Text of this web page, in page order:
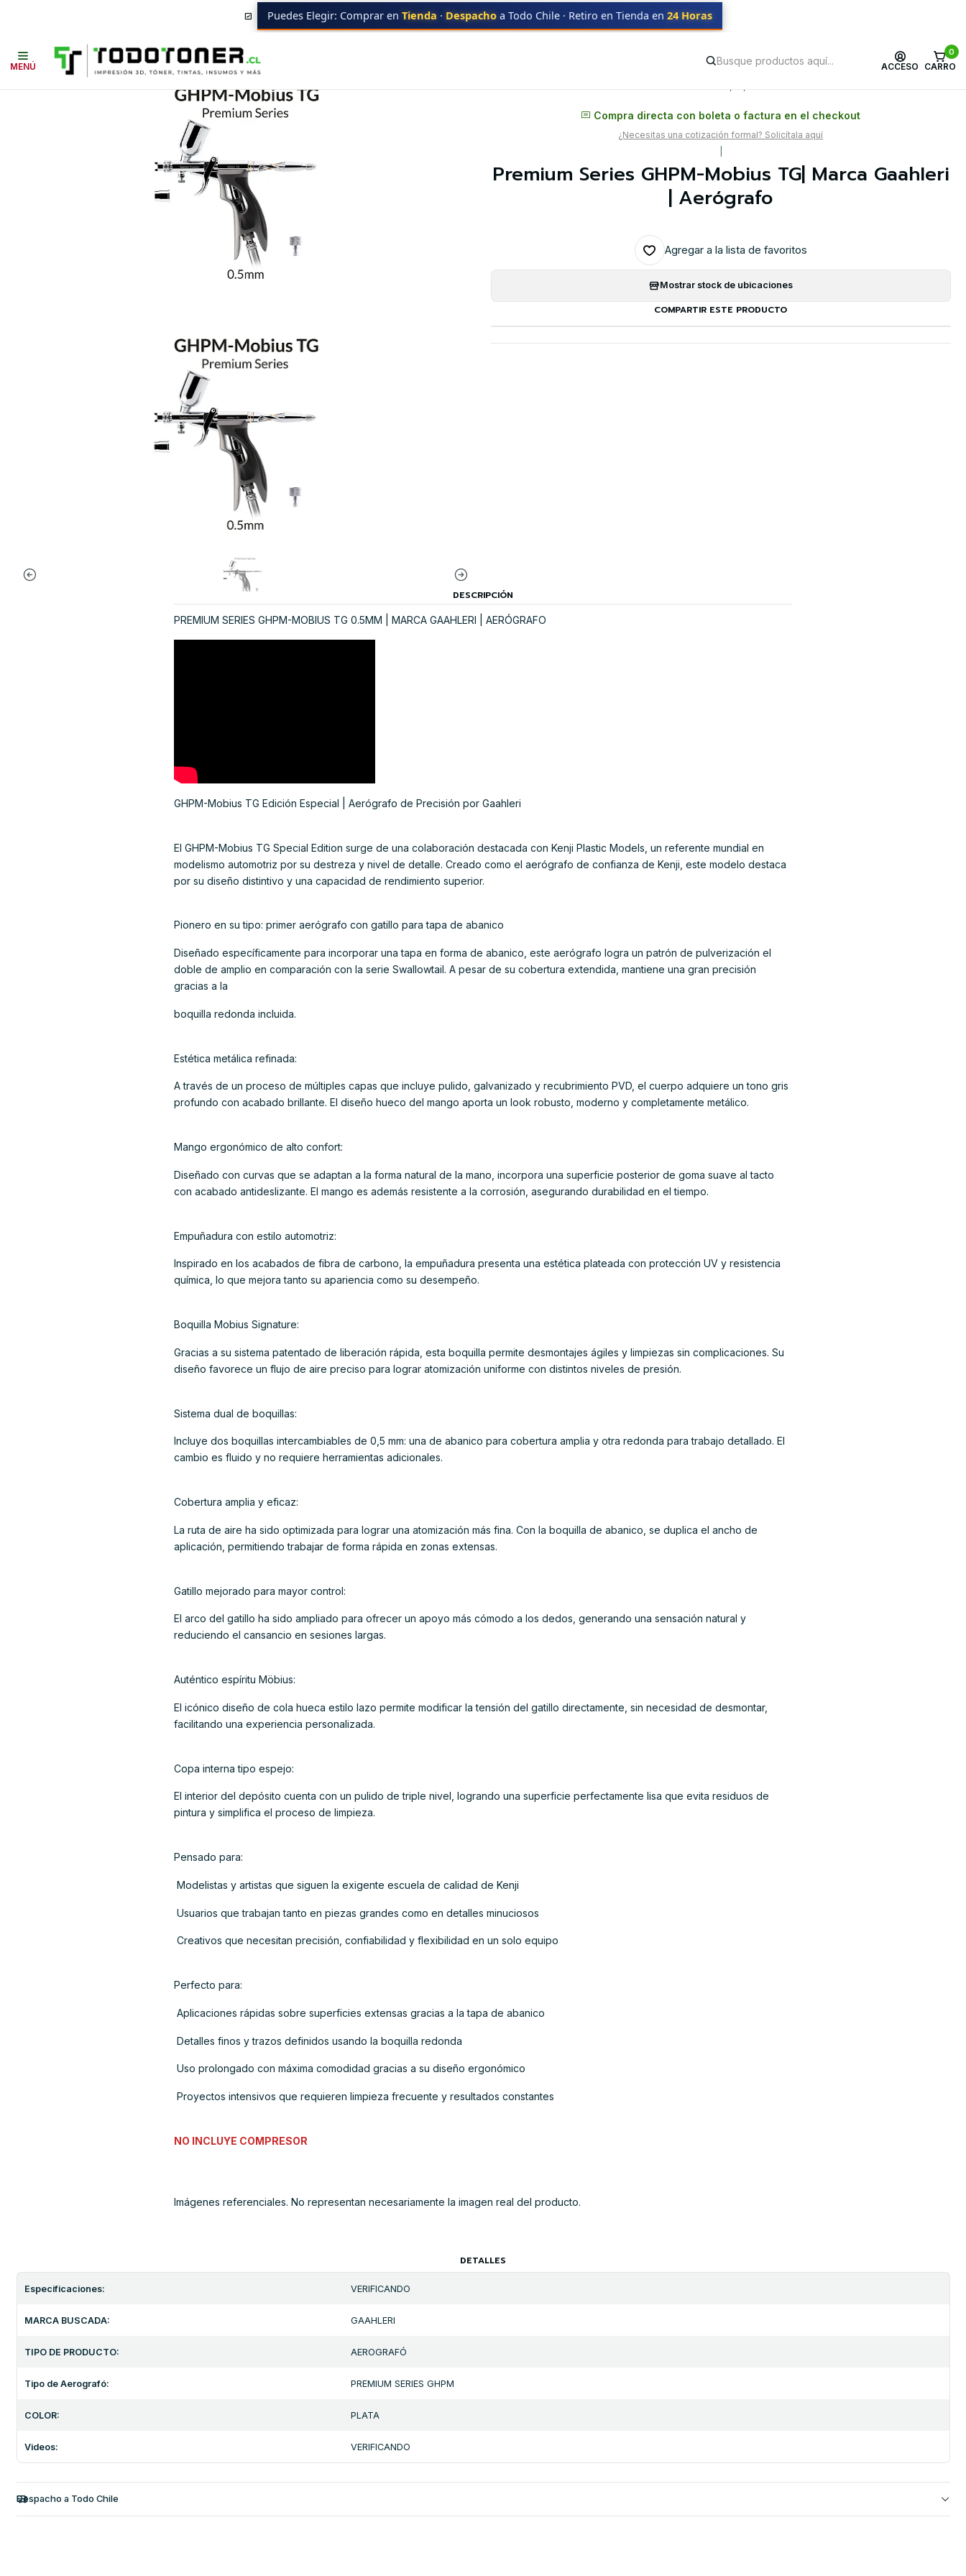
MENÚ ACCESO
0
CARRO
Puedes Elegir: Comprar en Tienda · Despacho a Todo Chile · Retiro en Tienda en 24 Horas
Premium Series GHPM-Mobius TG| Marca GaahIeri | Aerógrafo
Compra directa con boleta o factura en el checkout
¿Necesitas una cotización formal? Solicítala aquí
Premium Series GHPM-Mobius TG| Marca GaahIeri
| Aerógrafo
Agregar a la lista de favoritos
Mostrar stock de ubicaciones
COMPARTIR ESTE PRODUCTO
DESCRIPCIÓN
PREMIUM SERIES GHPM-MOBIUS TG 0.5MM | MARCA GAAHLERI | AERÓGRAFO
GHPM-Mobius TG Edición Especial | Aerógrafo de Precisión por Gaahleri
El GHPM-Mobius TG Special Edition surge de una colaboración destacada con Kenji Plastic Models, un referente mundial en
modelismo automotriz por su destreza y nivel de detalle. Creado como el aerógrafo de confianza de Kenji, este modelo destaca
por su diseño distintivo y una capacidad de rendimiento superior.
Pionero en su tipo: primer aerógrafo con gatillo para tapa de abanico
Diseñado específicamente para incorporar una tapa en forma de abanico, este aerógrafo logra un patrón de pulverización el
doble de amplio en comparación con la serie Swallowtail. A pesar de su cobertura extendida, mantiene una gran precisión
gracias a la
boquilla redonda incluida.
Estética metálica refinada:
A través de un proceso de múltiples capas que incluye pulido, galvanizado y recubrimiento PVD, el cuerpo adquiere un tono gris
profundo con acabado brillante. El diseño hueco del mango aporta un look robusto, moderno y completamente metálico.
Mango ergonómico de alto confort:
Diseñado con curvas que se adaptan a la forma natural de la mano, incorpora una superficie posterior de goma suave al tacto
con acabado antideslizante. El mango es además resistente a la corrosión, asegurando durabilidad en el tiempo.
Empuñadura con estilo automotriz:
Inspirado en los acabados de fibra de carbono, la empuñadura presenta una estética plateada con protección UV y resistencia
química, lo que mejora tanto su apariencia como su desempeño.
Boquilla Mobius Signature:
Gracias a su sistema patentado de liberación rápida, esta boquilla permite desmontajes ágiles y limpiezas sin complicaciones. Su
diseño favorece un flujo de aire preciso para lograr atomización uniforme con distintos niveles de presión.
Sistema dual de boquillas:
Incluye dos boquillas intercambiables de 0,5 mm: una de abanico para cobertura amplia y otra redonda para trabajo detallado. El
cambio es fluido y no requiere herramientas adicionales.
Cobertura amplia y eficaz:
La ruta de aire ha sido optimizada para lograr una atomización más fina. Con la boquilla de abanico, se duplica el ancho de
aplicación, permitiendo trabajar de forma rápida en zonas extensas.
Gatillo mejorado para mayor control:
El arco del gatillo ha sido ampliado para ofrecer un apoyo más cómodo a los dedos, generando una sensación natural y
reduciendo el cansancio en sesiones largas.
Auténtico espíritu Möbius:
El icónico diseño de cola hueca estilo lazo permite modificar la tensión del gatillo directamente, sin necesidad de desmontar,
facilitando una experiencia personalizada.
Copa interna tipo espejo:
El interior del depósito cuenta con un pulido de triple nivel, logrando una superficie perfectamente lisa que evita residuos de
pintura y simplifica el proceso de limpieza.
Pensado para:
 Modelistas y artistas que siguen la exigente escuela de calidad de Kenji
 Usuarios que trabajan tanto en piezas grandes como en detalles minuciosos
 Creativos que necesitan precisión, confiabilidad y flexibilidad en un solo equipo
Perfecto para:
 Aplicaciones rápidas sobre superficies extensas gracias a la tapa de abanico
 Detalles finos y trazos definidos usando la boquilla redonda
 Uso prolongado con máxima comodidad gracias a su diseño ergonómico
 Proyectos intensivos que requieren limpieza frecuente y resultados constantes
NO INCLUYE COMPRESOR
Imágenes referenciales. No representan necesariamente la imagen real del producto.
DETALLES
Especificaciones: VERIFICANDO
MARCA BUSCADA: GAAHLERI
TIPO DE PRODUCTO: AEROGRAFÓ
Tipo de Aerografó: PREMIUM SERIES GHPM
COLOR: PLATA
Videos: VERIFICANDO
Despacho a Todo Chile